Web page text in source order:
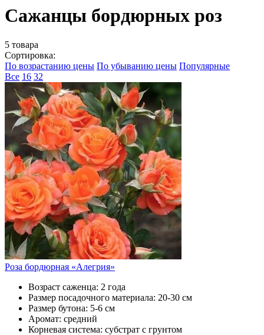
Сажанцы бордюрных роз
5 товара
Сортировка:
По возрастанию цены По убыванию цены Популярные
Все 16 32
Роза бордюрная «Алегрия»
Возраст саженца: 2 года
Размер посадочного материала: 20-30 см
Размер бутона: 5-6 см
Аромат: средний
Корневая система: субстрат с грунтом